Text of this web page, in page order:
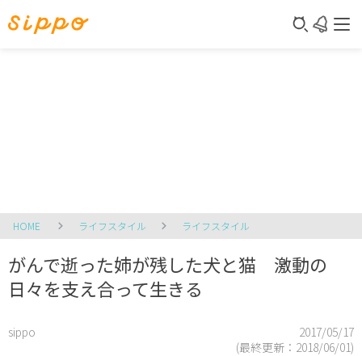
HOME ライフスタイル ライフスタイル
がんで逝った姉が残した犬と猫 激動の
日々を支え合って生きる
sippo
2017/05/17
(最終更新： 2018/06/01)